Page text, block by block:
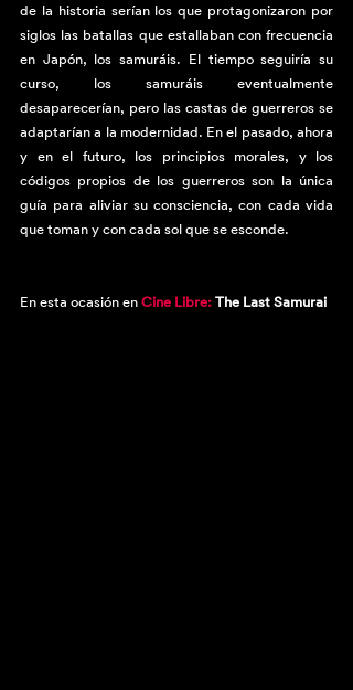
de la historia serían los que protagonizaron por
siglos las batallas que estallaban con frecuencia
en Japón, los samuráis. El tiempo seguiría su
curso, los samuráis eventualmente
desaparecerían, pero las castas de guerreros se
adaptarían a la modernidad. En el pasado, ahora
y en el futuro, los principios morales, y los
códigos propios de los guerreros son la única
guía para aliviar su consciencia, con cada vida
que toman y con cada sol que se esconde.
En esta ocasión en Cine Libre: The Last Samurai